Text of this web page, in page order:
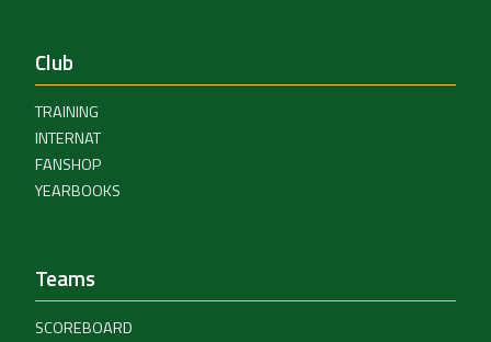
Club
TRAINING
INTERNAT
FANSHOP
YEARBOOKS
Teams
SCOREBOARD